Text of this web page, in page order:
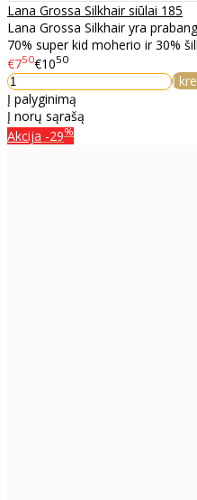
Lana Grossa Silkhair siūlai 185
Lana Grossa Silkhair yra
70% super kid moherio ir 30%
€750€1050
Į
Į palyginimą
Į norų sąrašą
Akcija -29%